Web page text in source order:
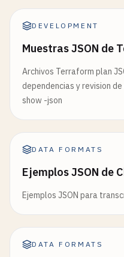
DEVELOPMENT
Muestras JSON de
Archivos Terraform plan
dependencias y revision
show -json
DATA FORMATS
Ejemplos JSON de
Ejemplos JSON para
DATA FORMATS